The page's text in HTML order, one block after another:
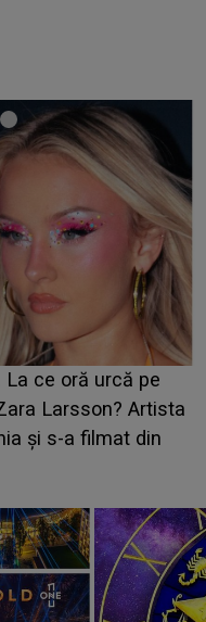
"Casa Iubirii" l-a
CINE ESTE
Aflându-se în fața
IMEDIAT: "Am